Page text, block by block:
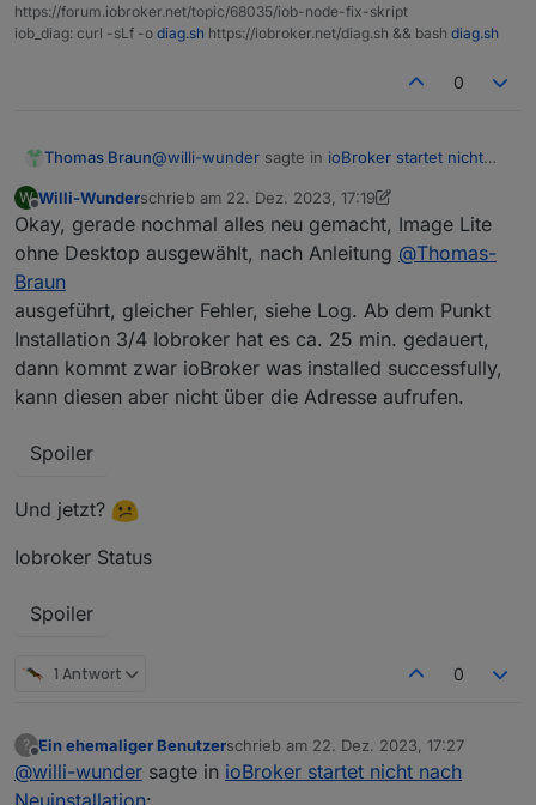
https://forum.iobroker.net/topic/68035/iob-node-fix-skript
iob_diag: curl -sLf -o diag.sh https://iobroker.net/diag.sh && bash diag.sh
0
Thomas Braun@willi-wunder sagte in ioBroker startet nicht
Warum geht die mit Desktop nicht wenn
ich Fragen darf?
Weil Server immer ohne Desktop laufen.
W Willi-Wunderschrieb am 22. Dez. 2023, 17:19
zuletzt editiert von Homoran
Okay, gerade nochmal alles neu gemacht, Image Lite
ohne Desktop ausgewählt, nach Anleitung @Thomas-
Braun
ausgeführt, gleicher Fehler, siehe Log. Ab dem Punkt
Installation 3/4 Iobroker hat es ca. 25 min. gedauert,
dann kommt zwar ioBroker was installed successfully,
kann diesen aber nicht über die Adresse aufrufen.
Spoiler
Und jetzt?
Iobroker Status
Spoiler
1 Antwort 0
?
Offline
Ein ehemaliger Benutzerschrieb am 22. Dez. 2023, 17:27
zuletzt editiert von
@willi-wunder sagte in ioBroker startet nicht nach